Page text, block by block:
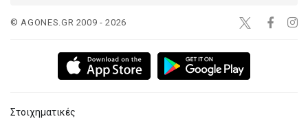
© AGONES.GR 2009 - 2026
Στοιχηματικές